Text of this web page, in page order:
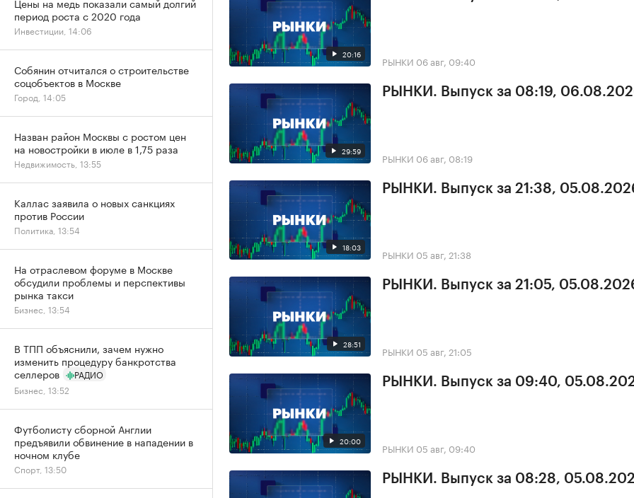
20:16 РЫНКИ 06 авг, 09:40
29:59
РЫНКИ. Выпуск за 08:19,
РЫНКИ 06 авг, 08:19
18:03
РЫНКИ. Выпуск за 21:38,
РЫНКИ 05 авг, 21:38
28:51
РЫНКИ. Выпуск за 21:05,
РЫНКИ 05 авг, 21:05
20:00
РЫНКИ. Выпуск за 09:40,
РЫНКИ 05 авг, 09:40
РЫНКИ. Выпуск за 08:28,
период роста с 2020 года
Инвестиции, 14:06
Собянин отчитался о строительстве
соцобъектов в Москве
Город, 14:05
Назван район Москвы с ростом цен
на новостройки в июле в 1,75 раза
Недвижимость, 13:55
Каллас заявила о новых санкциях
против России
Политика, 13:54
На отраслевом форуме в Москве
обсудили проблемы и перспективы
рынка такси
Бизнес, 13:54
В ТПП объяснили, зачем нужно
изменить процедуру банкротства
селлеров
РАДИО
Бизнес, 13:52
Футболисту сборной Англии
предъявили обвинение в нападении в
ночном клубе
Спорт, 13:50